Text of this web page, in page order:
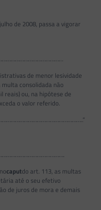
de 2008, passa a vigorar
de menor lesividade
consolidada não
reais) ou, na hipótese de
o valor referido.
caputdo art. 113, as multas
até o seu efetivo
de juros de mora e demais